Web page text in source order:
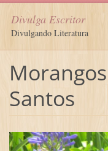
Divulga Escritor
Divulgando Literatura
Santos